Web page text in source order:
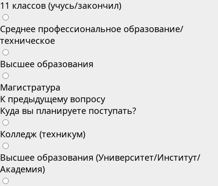
11 классов (учусь/закончил)
Среднее профессиональное образование/
техническое
Высшее образования
Магистратура
К предыдущему вопросу
Куда вы планируете поступать?
Колледж (техникум)
Высшее образования (Университет/Институт/
Академия)